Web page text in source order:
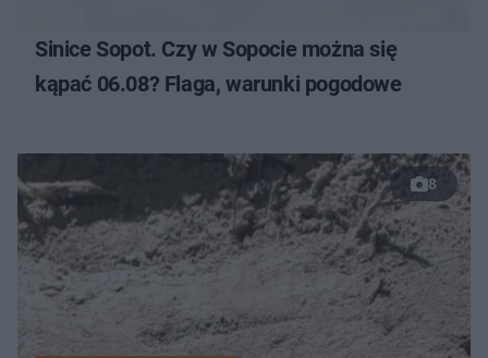
Sinice Sopot. Czy w Sopocie można się
kąpać 06.08? Flaga, warunki pogodowe
8